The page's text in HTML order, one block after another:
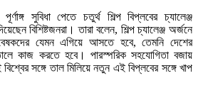
সুবিধা পেতে চতুর্থ শিল্প বিপ্লবের চ্যালেঞ্জ
বিশিষ্টজনরা। তারা বলেন, শিল্প চ্যালেঞ্জ অর্জনে
যেমন এগিয়ে আসতে হবে, তেমনি দেশের
কাজ করতে হবে। পারস্পরিক সহযোগিতা বজায়
সঙ্গে তাল মিলিয়ে নতুন এই বিপ্লবের সঙ্গে খাপ